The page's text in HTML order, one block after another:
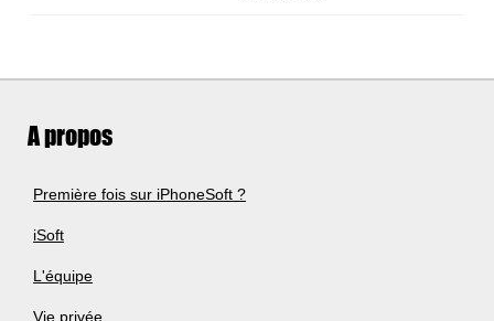
A propos
Première fois sur iPhoneSoft ?
iSoft
L'équipe
Vie privée